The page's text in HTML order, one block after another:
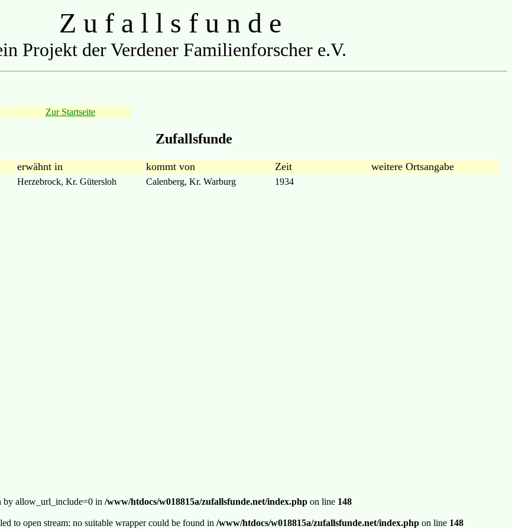
Z u f a l l s f u n d e
Projekt der Verdener Familienforscher e.V.
Zur Startseite
Zufallsfunde
erwähnt in kommt von Zeit weitere Ortsangabe
Herzebrock, Kr. Gütersloh Calenberg, Kr. Warburg 1934
by allow_url_include=0 in /www/htdocs/w018815a/zufallsfunde.net/index.php on line 148
to open stream: no suitable wrapper could be found in /www/htdocs/w018815a/zufallsfunde.net/index.php on line 148